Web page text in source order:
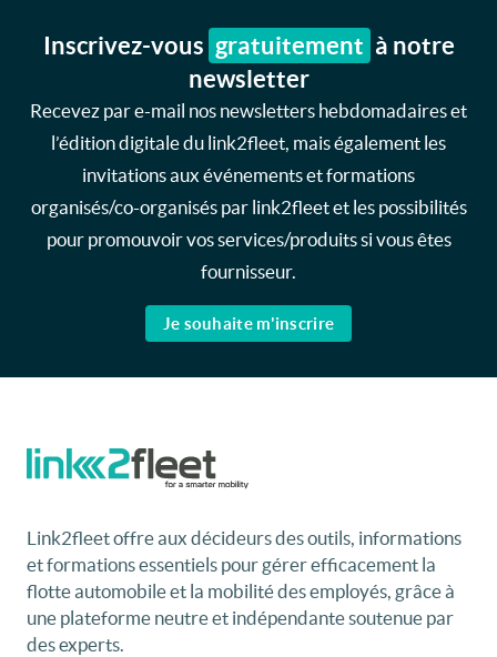
Inscrivez-vous gratuitement à notre
newsletter
Recevez par e-mail nos newsletters hebdomadaires et
l’édition digitale du link2fleet, mais également les
invitations aux événements et formations
organisés/co-organisés par link2fleet et les possibilités
pour promouvoir vos services/produits si vous êtes
fournisseur.
Je souhaite m'inscrire
Link2fleet offre aux décideurs des outils, informations
et formations essentiels pour gérer efficacement la
flotte automobile et la mobilité des employés, grâce à
une plateforme neutre et indépendante soutenue par
des experts.